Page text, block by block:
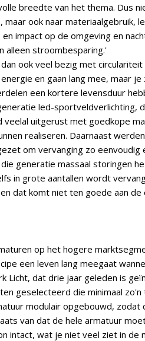
breedte van het thema. Dus
maar ook naar materiaalgebruik,
impact op de omgeving en
alleen stroombesparing.'
ook veel bezig met circulariteit
en gaan lang mee, maar
een kortere levensduur
led-sportveldverlichting,
uitgerust met goedkope
realiseren. Daarnaast
om vervanging zo eenvoudig
generatie massaal storingen
in grote aantallen wordt
dat komt niet ten goede aan de
op het hogere
een leven lang meegaat
Licht, dat drie jaar geleden is
geselecteerd die minimaal
modulair opgebouwd, zodat
van dat de hele armatuur
intact, wat je niet veel ziet in de